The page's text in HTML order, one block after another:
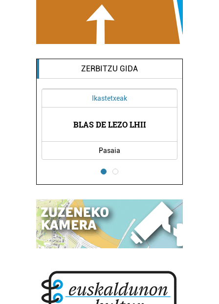
ZERBITZU GIDA
Ikastetxeak
BLAS DE LEZO LHII
Pasaia